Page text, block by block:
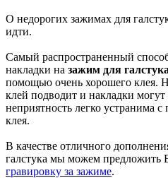
О недорогих зажимах для
идти.
Самый распространенный
накладки на зажим для галстука
помощью очень хорошего клея.
клей подводит и накладки могут
неприятность легко устранима
клея.
В качестве отличного
галстука мы можем предложить
гравировку за зажиме.